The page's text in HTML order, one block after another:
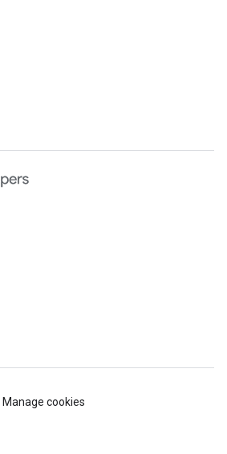
Manage cookies